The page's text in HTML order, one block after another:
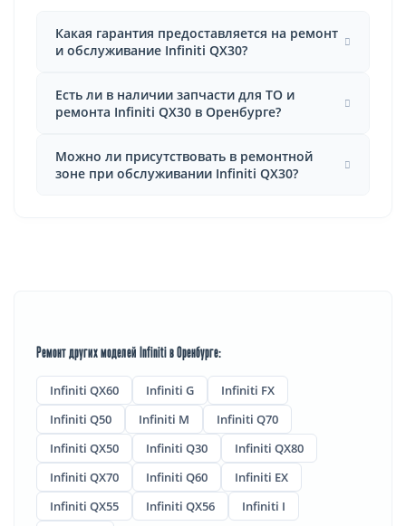
Какая гарантия предоставляется на ремонт
и обслуживание Infiniti QX30?
Есть ли в наличии запчасти для ТО и
ремонта Infiniti QX30 в Оренбурге?
Можно ли присутствовать в ремонтной
зоне при обслуживании Infiniti QX30?
Ремонт других моделей Infiniti в Оренбурге:
Infiniti QX60 Infiniti G
Infiniti FX
Infiniti Q50
Infiniti M
Infiniti Q70
Infiniti QX50
Infiniti Q30
Infiniti QX80
Infiniti QX70
Infiniti Q60
Infiniti EX
Infiniti QX55
Infiniti QX56
Infiniti I